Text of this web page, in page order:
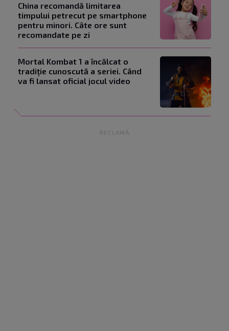
China recomandă limitarea
timpului petrecut pe smartphone
pentru minori. Câte ore sunt
recomandate pe zi
Mortal Kombat 1 a încălcat o
tradiție cunoscută a seriei. Când
va fi lansat oficial jocul video
RECLAMĂ